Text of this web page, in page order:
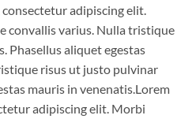
adipiscing elit.
convallis varius. Nulla tristique
Phasellus aliquet egestas
risus ut justo pulvinar
mauris in venenatis.Lorem
adipiscing elit. Morbi